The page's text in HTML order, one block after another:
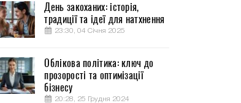
День закоханих: історія,
традиції та ідеї для натхнення
23:30, 04 Січня 2025
Облікова політика: ключ до
прозорості та оптимізації
бізнесу
20:28, 25 Грудня 2024